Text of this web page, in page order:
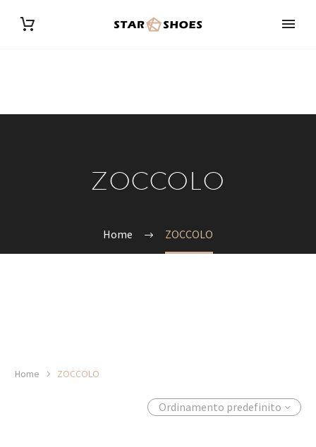
ZOCCOLO
Home ZOCCOLO
Home ZOCCOLO
Ordinamento predefinito